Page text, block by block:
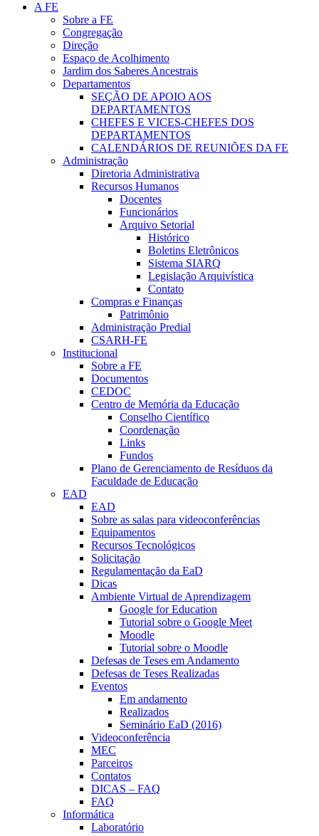
A FE
Sobre a FE
Congregação
Direção
Espaço de Acolhimento
Jardim dos Saberes Ancestrais
Departamentos
SEÇÃO DE APOIO AOS
DEPARTAMENTOS
CHEFES E VICES-CHEFES DOS
DEPARTAMENTOS
CALENDÁRIOS DE REUNIÕES DA FE
Administração
Diretoria Administrativa
Recursos Humanos
Docentes
Funcionários
Arquivo Setorial
Histórico
Boletins Eletrônicos
Sistema SIARQ
Legislação Arquivística
Contato
Compras e Finanças
Patrimônio
Administração Predial
CSARH-FE
Institucional
Sobre a FE
Documentos
CEDOC
Centro de Memória da Educação
Conselho Científico
Coordenação
Links
Fundos
Plano de Gerenciamento de Resíduos da
Faculdade de Educação
EAD
EAD
Sobre as salas para videoconferências
Equipamentos
Recursos Tecnológicos
Solicitação
Regulamentação da EaD
Dicas
Ambiente Virtual de Aprendizagem
Google for Education
Tutorial sobre o Google Meet
Moodle
Tutorial sobre o Moodle
Defesas de Teses em Andamento
Defesas de Teses Realizadas
Eventos
Em andamento
Realizados
Seminário EaD (2016)
Videoconferência
MEC
Parceiros
Contatos
DICAS – FAQ
FAQ
Informática
Laboratório